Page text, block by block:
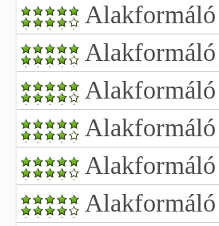
Alakformáló
Alakformáló
Alakformáló
Alakformáló
Alakformáló